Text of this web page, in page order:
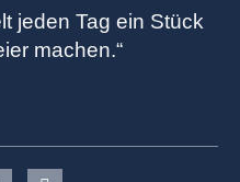
jeden Tag ein Stück
machen.“